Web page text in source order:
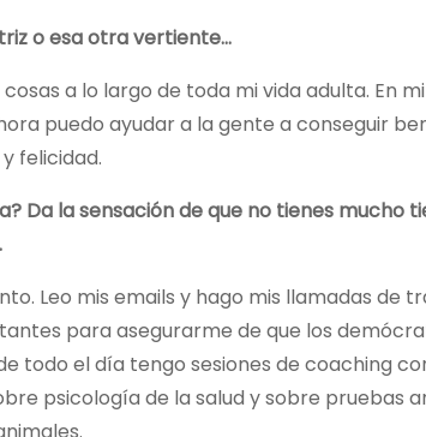
o esa otra vertiente…
cosas a lo largo de toda mi vida adulta. En
puedo ayudar a la gente a conseguir
felicidad.
Da la sensación de que no tienes mucho
Leo mis emails y hago mis llamadas de
para asegurarme de que los
todo el día tengo sesiones de coaching
psicología de la salud y sobre pruebas